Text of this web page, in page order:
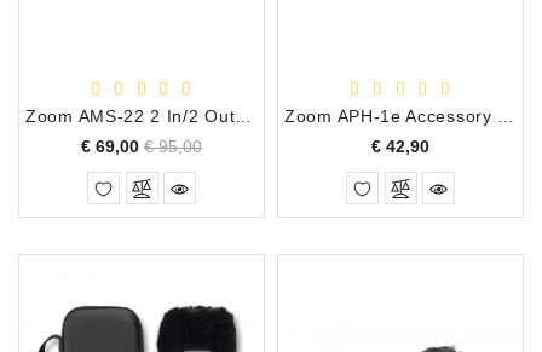
€ 69,00 Normale
prijs
€ 95,00Prijs
€ 42,90Prijs